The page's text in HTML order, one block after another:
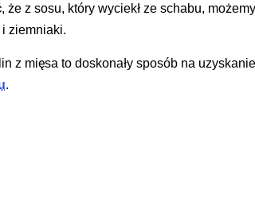
z sosu, który wyciekł ze schabu,
ziemniaki.
z mięsa to doskonały sposób na
.